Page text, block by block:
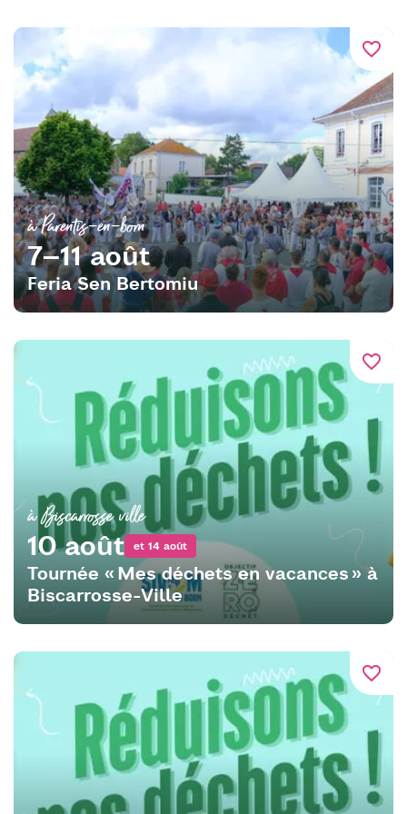
favorite_border
à Parentis-en-born
7–11 août
Feria Sen Bertomiu
favorite_border
à Biscarrosse ville
10 août et 14 août
Tournée « Mes déchets en vacances » à
Biscarrosse-Ville
favorite_border